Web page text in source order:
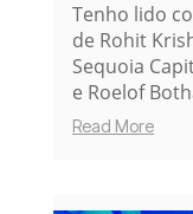
Tenho lido
de Rohit
Sequoia
e Roelof
Read More